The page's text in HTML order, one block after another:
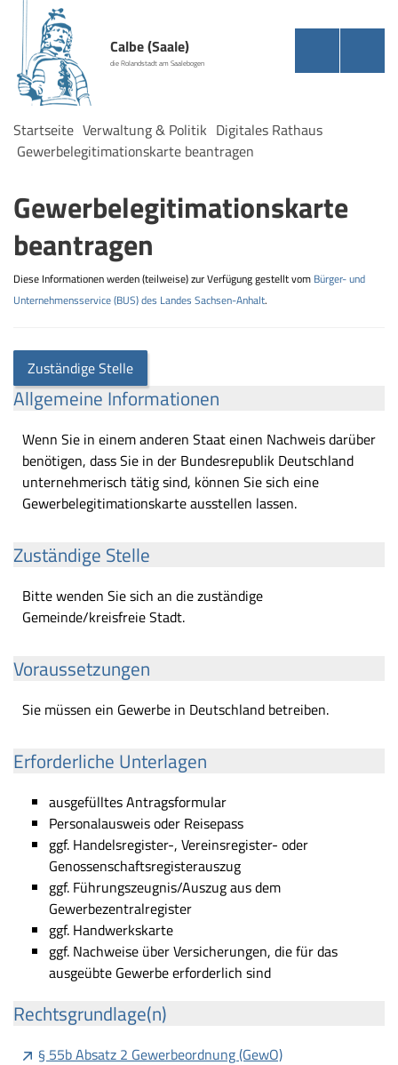
Calbe (Saale)
die Rolandstadt am Saalebogen
Startseite Verwaltung & Politik Digitales Rathaus
Gewerbelegitimationskarte beantragen
Gewerbelegitimationskarte
beantragen
Diese Informationen werden (teilweise) zur Verfügung gestellt vom Bürger- und
Unternehmensservice (BUS) des Landes Sachsen-Anhalt.
Zuständige Stelle
Allgemeine Informationen
Wenn Sie in einem anderen Staat einen Nachweis darüber
benötigen, dass Sie in der Bundesrepublik Deutschland
unternehmerisch tätig sind, können Sie sich eine
Gewerbelegitimationskarte ausstellen lassen.
Zuständige Stelle
Bitte wenden Sie sich an die zuständige
Gemeinde/kreisfreie Stadt.
Voraussetzungen
Sie müssen ein Gewerbe in Deutschland betreiben.
Erforderliche Unterlagen
ausgefülltes Antragsformular
Personalausweis oder Reisepass
ggf. Handelsregister-, Vereinsregister- oder
Genossenschaftsregisterauszug
ggf. Führungszeugnis/Auszug aus dem
Gewerbezentralregister
ggf. Handwerkskarte
ggf. Nachweise über Versicherungen, die für das
ausgeübte Gewerbe erforderlich sind
Rechtsgrundlage(n)
§ 55b Absatz 2 Gewerbeordnung (GewO)